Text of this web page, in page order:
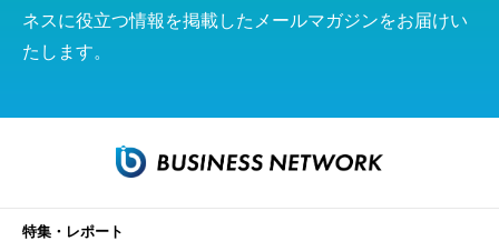
ネスに役立つ情報を掲載したメールマガジンをお届けい
たします。
特集・レポート